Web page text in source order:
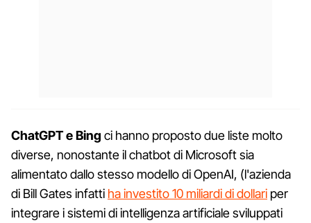
ChatGPT e Bing ci hanno proposto due liste molto
diverse, nonostante il chatbot di Microsoft sia
alimentato dallo stesso modello di OpenAI, (l'azienda
di Bill Gates infatti ha investito 10 miliardi di dollari per
integrare i sistemi di intelligenza artificiale sviluppati